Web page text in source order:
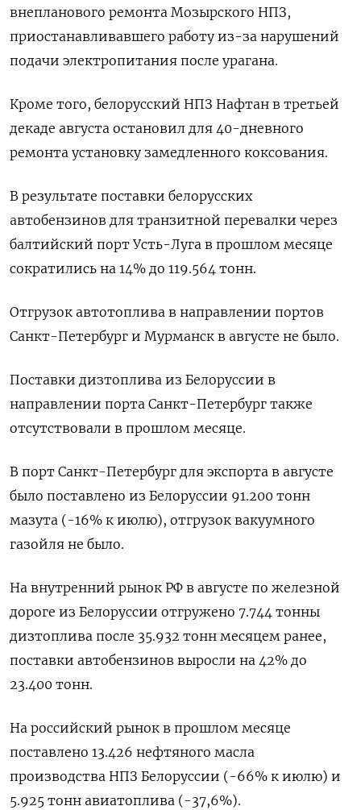
внепланового ремонта Мозырского НПЗ,
приостанавливавшего работу из-за нарушений
подачи электропитания после урагана.
Кроме того, белорусский НПЗ Нафтан в третьей
декаде августа остановил для 40-дневного
ремонта установку замедленного коксования.
В результате поставки белорусских
автобензинов для транзитной перевалки через
балтийский порт Усть-Луга в прошлом месяце
сократились на 14% до 119.564 тонн.
Отгрузок автотоплива в направлении портов
Санкт-Петербург и Мурманск в августе не было.
Поставки дизтоплива из Белоруссии в
направлении порта Санкт-Петербург также
отсутствовали в прошлом месяце.
В порт Санкт-Петербург для экспорта в августе
было поставлено из Белоруссии 91.200 тонн
мазута (-16% к июлю), отгрузок вакуумного
газойля не было.
На внутренний рынок РФ в августе по железной
дороге из Белоруссии отгружено 7.744 тонны
дизтоплива после 35.932 тонн месяцем ранее,
поставки автобензинов выросли на 42% до
23.400 тонн.
На российский рынок в прошлом месяце
поставлено 13.426 нефтяного масла
производства НПЗ Белоруссии (-66% к июлю) и
5.925 тонн авиатоплива (-37,6%).